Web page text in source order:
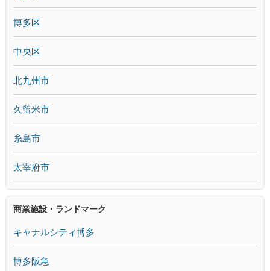
博多区
中央区
北九州市
久留米市
糸島市
太宰府市
商業施設・ランドマーク
キャナルシティ博多
博多阪急